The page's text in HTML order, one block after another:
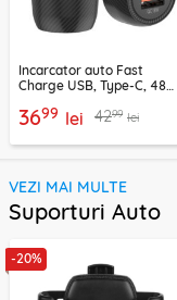
Incarcator auto Fast
Charge USB, Type-C, 48W
3699 lei 4299 lei
VEZI MAI MULTE
Suporturi Auto
-20%